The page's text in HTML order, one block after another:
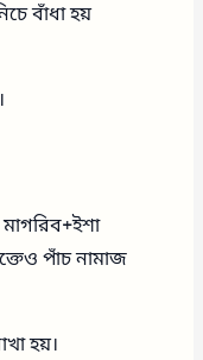
বাঁধা হয়
পাঁচ নামাজ
হয়।